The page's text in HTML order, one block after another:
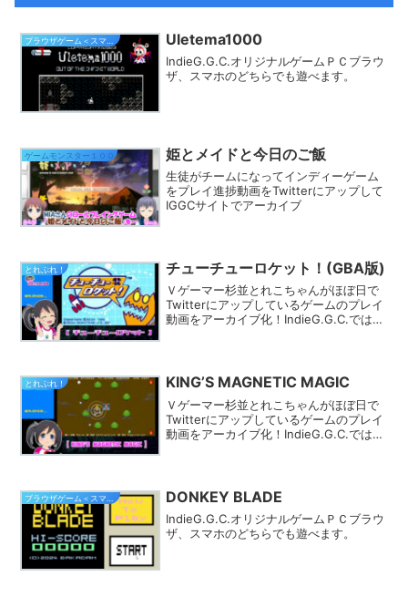
Uletema1000
IndieG.G.C.オリジナルゲームＰＣブラウ
ザ、スマホのどちらでも遊べます。
ゲームモンスター１００ 姫とメイドと今日のご飯
生徒がチームになってインディーゲーム
をプレイ進捗動画をTwitterにアップして
IGGCサイトでアーカイブ
とれぷれ！ チューチューロケット！(GBA版)
Ｖゲーマー杉並とれこちゃんがほぼ日で
Twitterにアップしているゲームのプレイ
動画をアーカイブ化！IndieG.G.C.では
とれぷれ！ KING’S MAGNETIC MAGIC
Ｖゲーマー杉並とれこちゃんがほぼ日で
Twitterにアップしているゲームのプレイ
動画をアーカイブ化！IndieG.G.C.では
DONKEY BLADE
IndieG.G.C.オリジナルゲームＰＣブラウ
ザ、スマホのどちらでも遊べます。